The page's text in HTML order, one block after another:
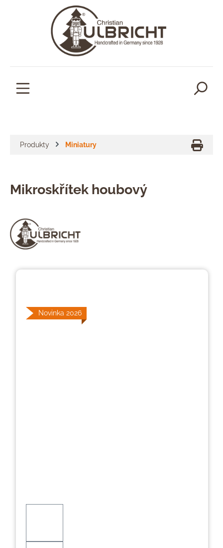
Produkty Miniatury
Mikroskřítek houbový
Novinka 2026